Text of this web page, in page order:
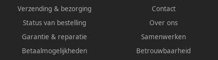
Verzending & bezorging
Status van bestelling
Garantie & reparatie
Betaalmogelijkheden
Contact
Over ons
Samenwerken
Betrouwbaarheid